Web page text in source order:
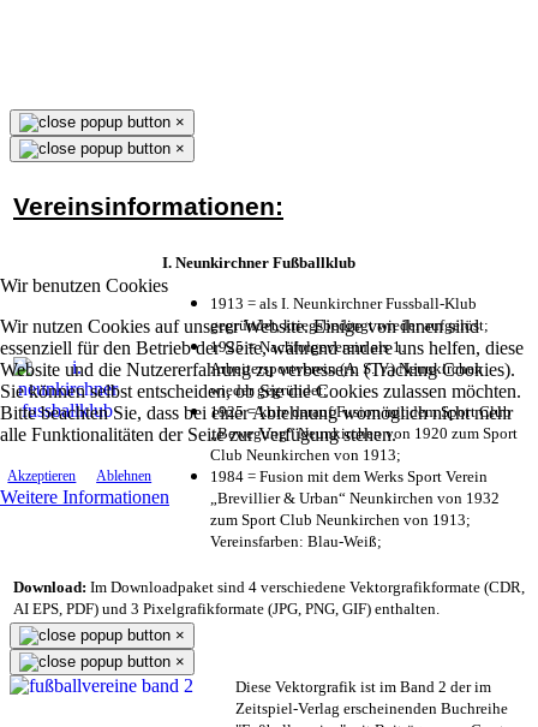
Wir benutzen Cookies
Wir nutzen Cookies auf unserer Website. Einige von ihnen sind
essenziell für den Betrieb der Seite, während andere uns helfen, diese
Website und die Nutzererfahrung zu verbessern (Tracking Cookies).
Sie können selbst entscheiden, ob Sie die Cookies zulassen möchten.
Bitte beachten Sie, dass bei einer Ablehnung womöglich nicht mehr
alle Funktionalitäten der Seite zur Verfügung stehen.
Akzeptieren Ablehnen
Weitere Informationen
×
×
Vereinsinformationen:
I. Neunkirchner Fußballklub
1913 = als I. Neunkirchner Fussball-Klub
gegründet, kriegsbedingt wieder aufgelöst;
1925 = Nachfolgeverein als 1.
Arbeitersportverein (A. S. V.) Neunkirchen
wieder gegründet;
1925 = kurz darauf Fusion mit dem Sport Club
„Bewegung“ Neunkirchen von 1920 zum Sport
Club Neunkirchen von 1913;
1984 = Fusion mit dem Werks Sport Verein
„Brevillier & Urban“ Neunkirchen von 1932
zum Sport Club Neunkirchen von 1913;
Vereinsfarben: Blau-Weiß;
Download: Im Downloadpaket sind 4 verschiedene Vektorgrafikformate (CDR,
AI EPS, PDF) und 3 Pixelgrafikformate (JPG, PNG, GIF) enthalten.
×
×
Diese Vektorgrafik ist im Band 2 der im
Zeitspiel-Verlag erscheinenden Buchreihe